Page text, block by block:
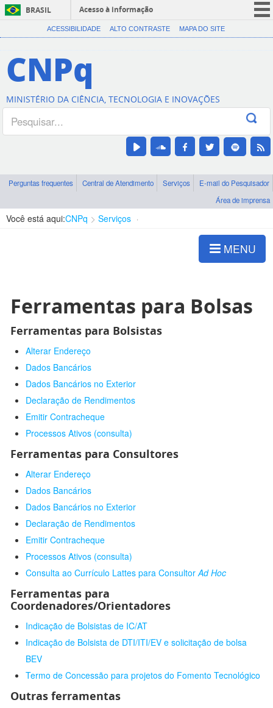
BRASIL
Acesso à informação
CORONAVÍRUS (COVID-19)
Canais
ACESSIBILIDADE ALTO CONTRASTE MAPA DO SITE
CNPq
MINISTÉRIO DA CIÊNCIA, TECNOLOGIA E INOVAÇÕES
Perguntas frequentes Central de Atendimento Serviços
E-mail do Pesquisador
Área de imprensa
Você está aqui:CNPq Serviços
MENU
Ferramentas para Bolsas
Ferramentas para Bolsistas
Alterar Endereço
Dados Bancários
Dados Bancários no Exterior
Declaração de Rendimentos
Emitir Contracheque
Processos Ativos (consulta)
Ferramentas para Consultores
Alterar Endereço
Dados Bancários
Dados Bancários no Exterior
Declaração de Rendimentos
Emitir Contracheque
Processos Ativos (consulta)
Consulta ao Currículo Lattes para ConsultorAd Hoc
Ferramentas para
Coordenadores/Orientadores
Indicação de Bolsistas de IC/AT
Indicação de Bolsista de DTI/ITI/EV e solicitação de bolsa
BEV
Termo de Concessão para projetos do Fomento Tecnológico
Outras ferramentas